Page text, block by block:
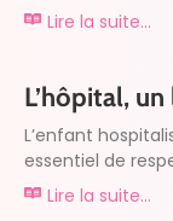
Lire la suite...
L’hôpital,
L’enfant
essentiel de
Lire la suite...